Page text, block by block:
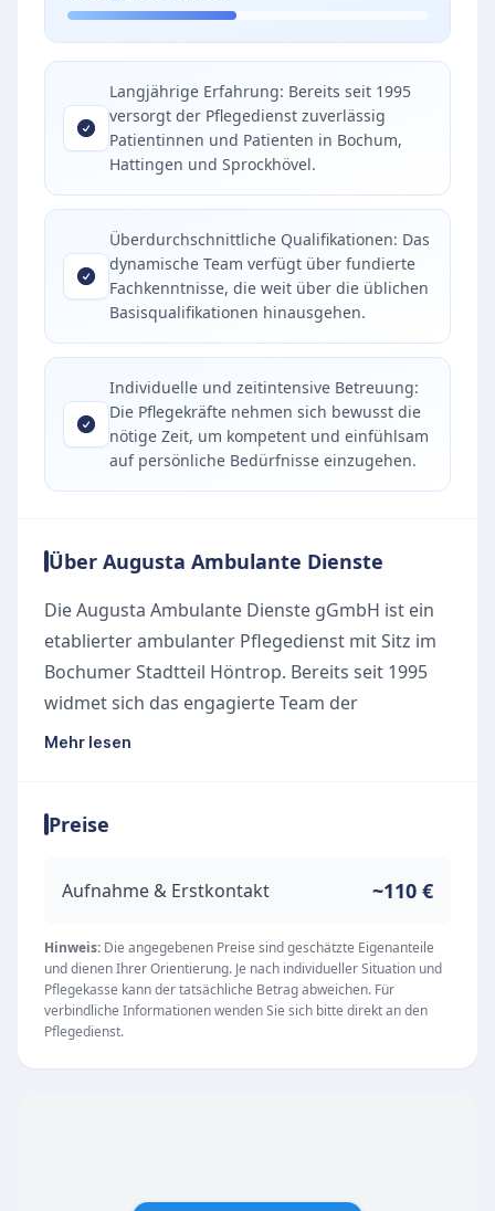
Langjährige Erfahrung: Bereits seit 1995
versorgt der Pflegedienst zuverlässig
Patientinnen und Patienten in Bochum,
Hattingen und Sprockhövel.
Überdurchschnittliche Qualifikationen: Das
dynamische Team verfügt über fundierte
Fachkenntnisse, die weit über die üblichen
Basisqualifikationen hinausgehen.
Individuelle und zeitintensive Betreuung:
Die Pflegekräfte nehmen sich bewusst die
nötige Zeit, um kompetent und einfühlsam
auf persönliche Bedürfnisse einzugehen.
Über Augusta Ambulante Dienste
Die Augusta Ambulante Dienste gGmbH ist ein
etablierter ambulanter Pflegedienst mit Sitz im
Bochumer Stadtteil Höntrop. Bereits seit 1995
widmet sich das engagierte Team der
liebevollen Betreuung und Versorgung von
Mittelpunkt der täglichen Arbeit stehen die
Bedürfnisse der Patientinnen und Patienten, für
nehmen.
Kompetente und einfühlsame Pflege
Der Pflegedienst zeichnet sich durch ein
dynamisches und stetig wachsendes Team aus,
das über fachliche Ausbildungen verfügt, die
Versorgung im heimischen Umfeld. Die
Mehr lesen
Preise
Aufnahme & Erstkontakt ~110 €
Hinweis: Die angegebenen Preise sind geschätzte Eigenanteile
und dienen Ihrer Orientierung. Je nach individueller Situation und
Pflegekasse kann der tatsächliche Betrag abweichen. Für
verbindliche Informationen wenden Sie sich bitte direkt an den
Pflegedienst.